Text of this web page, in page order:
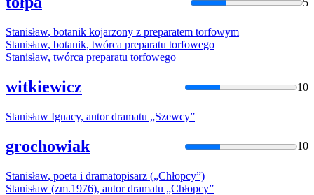
Stanisław, botanik kojarzony z preparatem torfowym
Stanisław, botanik, twórca preparatu torfowego
Stanisław, twórca preparatu torfowego
witkiewicz 10
Stanisław Ignacy, autor dramatu „Szewcy”
grochowiak 10
Stanisław, poeta i dramatopisarz („Chłopcy”)
Stanisław (zm.1976), autor dramatu „Chłopcy”